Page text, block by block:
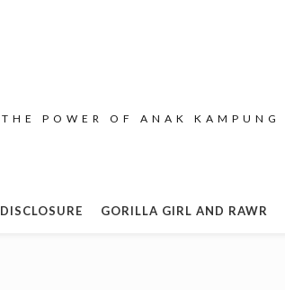
THE POWER OF ANAK KAMPUNG
DISCLOSURE GORILLA GIRL AND RAWR